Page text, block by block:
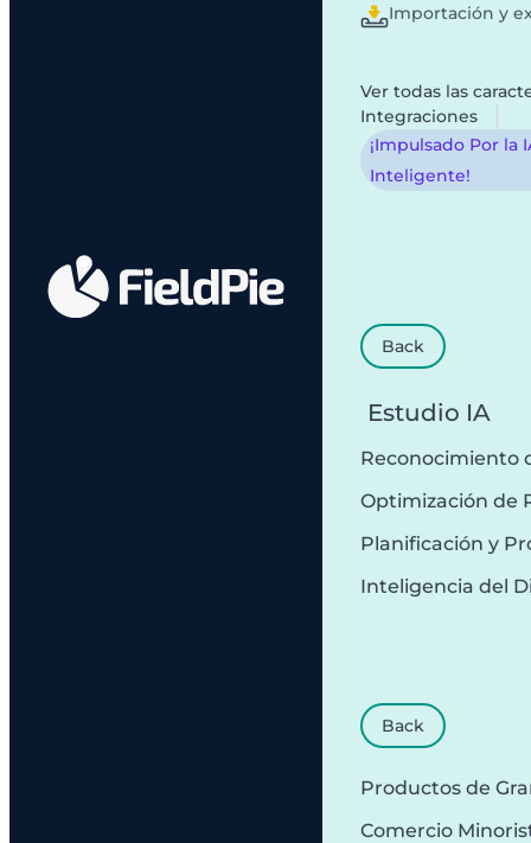
Importación y
Ver todas las
Integraciones
¡Impulsado Por la
Inteligente!
Back
Estudio IA
Reconocimiento
Optimización de
Planificación y
Inteligencia del
Back
Productos de
Comercio